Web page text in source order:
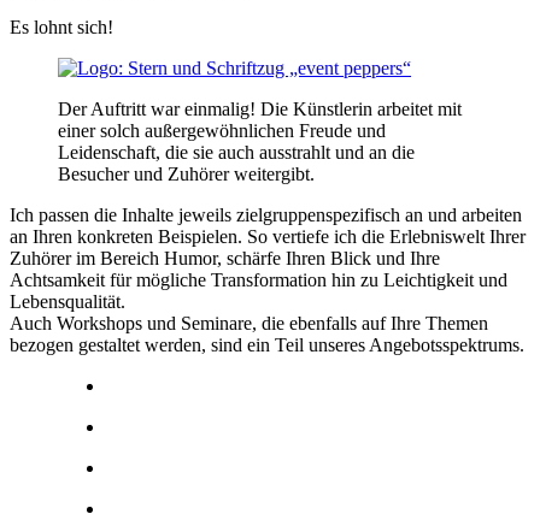
Es lohnt sich!
Der Auftritt war einmalig! Die Künstlerin arbeitet mit
einer solch außergewöhnlichen Freude und
Leidenschaft, die sie auch ausstrahlt und an die
Besucher und Zuhörer weitergibt.
Ich passen die Inhalte jeweils zielgruppenspezifisch an und arbeiten
an Ihren konkreten Beispielen. So vertiefe ich die Erlebniswelt Ihrer
Zuhörer im Bereich Humor, schärfe Ihren Blick und Ihre
Achtsamkeit für mögliche Transformation hin zu Leichtigkeit und
Lebensqualität.
Auch Workshops und Seminare, die ebenfalls auf Ihre Themen
bezogen gestaltet werden, sind ein Teil unseres Angebotsspektrums.